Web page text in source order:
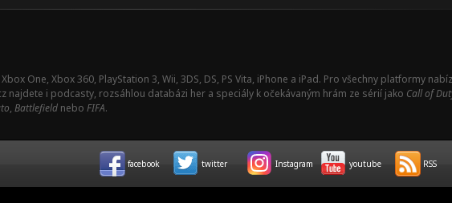
Xbox One, Xbox 360, PlayStation 3, Wii, 3DS, DS, PS Vita, iPhone a iPad. Pro všechny platformy
najdete i podcasty, rozsáhlou databázi her a speciály k očekávaným hrám ze sérií jako Call of
, Battlefield nebo FIFA.
facebook twitter Instagram youtube RSS